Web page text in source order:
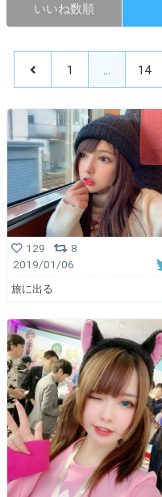
いいね数順
1 … 14
129
8
2019/01/06
旅に出る